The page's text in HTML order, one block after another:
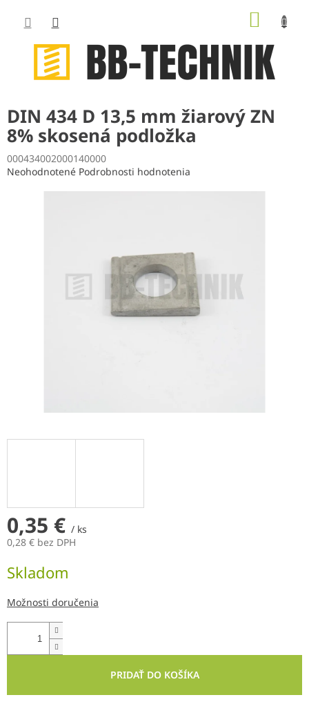
obsah
DIN 434 D 13,5 mm žiarový ZN
8% skosená podložka
000434002000140000
Priemerné
Neohodnotené Podrobnosti hodnotenia
0,35 € / ks
0,28 € bez DPH
cena:
Skladom
Možnosti doručenia
PRIDAŤ DO KOŠÍKA